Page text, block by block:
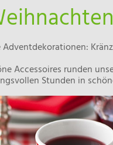
Accessoires runden
Stunden in